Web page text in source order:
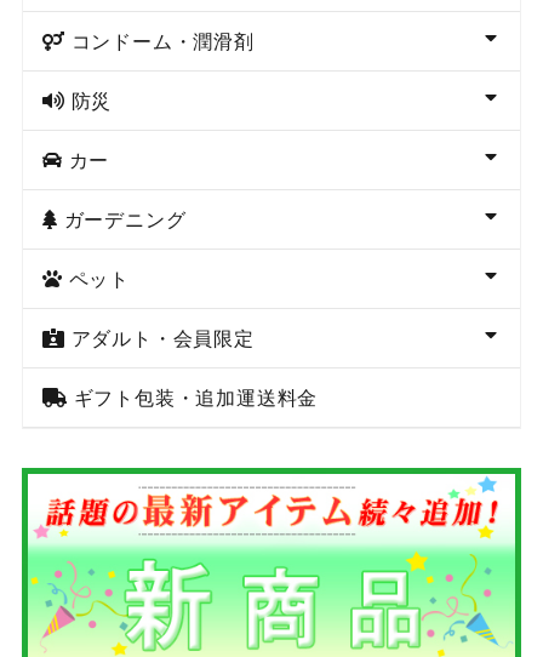
コンドーム・潤滑剤
防災
カー
ガーデニング
ペット
アダルト・会員限定
ギフト包装・追加運送料金